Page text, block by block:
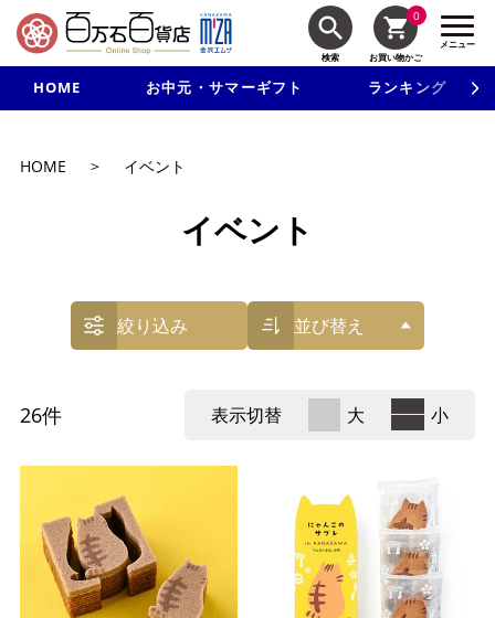
検索
0
お買い物かご
メニュー
HOME お中元・サマーギフト ランキング
新規入会で3千円以上で使える500円クーポンを進呈！
HOME > イベント
イベント
絞り込み 並び替え
26件 表示切替 大 小